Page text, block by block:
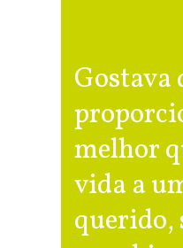
Gostava
melhor
vida a
querido,